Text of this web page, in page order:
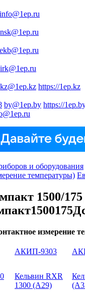
info@1ep.ru
nsk@1ep.ru
ekb@1ep.ru
irk@1ep.ru
kz@1ep.kz https://1ep.kz
by@1ep.by https://
и оборудования
температуры)
1500/
измерение
АКИП-9303
Кельвин RXR
1300 (А29)